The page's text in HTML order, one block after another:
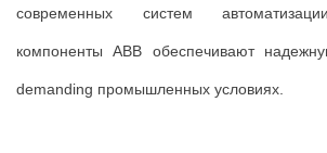
современных систем
компоненты ABB обеспечивают
demanding промышленных условиях.